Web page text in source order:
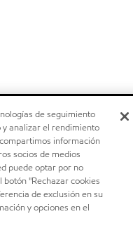
de seguimiento
analizar el rendimiento
información
socios de medios
puede optar por no
"Rechazar cookies
de exclusión en su
y opciones en el